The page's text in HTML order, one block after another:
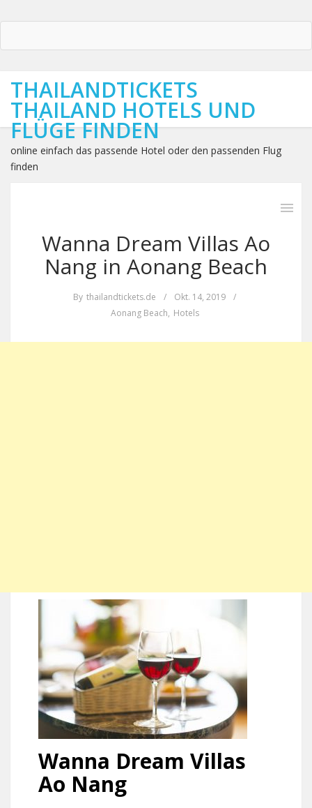
THAILANDTICKETS
THAILAND HOTELS UND
FLÜGE FINDEN
online einfach das passende Hotel oder den passenden Flug
finden
Wanna Dream Villas Ao
Nang in Aonang Beach
By thailandtickets.de / Okt. 14, 2019
/
Aonang Beach, Hotels
Wanna Dream Villas
Ao Nang